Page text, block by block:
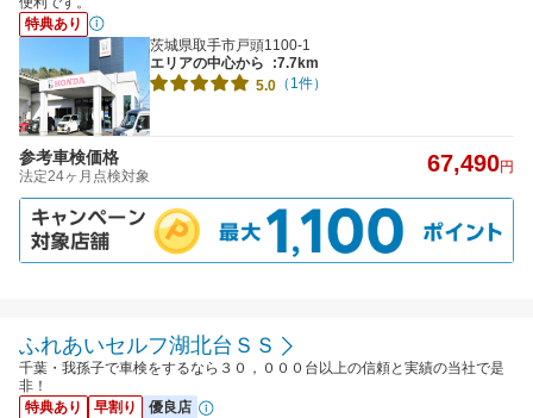
特典あり
茨城県取手市戸頭1100-1
エリアの中心から
:7.7km
5.0 （1件）
参考車検価格
法定24ヶ月点検対象 67,490円
ふれあいセルフ湖北台ＳＳ
千葉・我孫子で車検をするなら３０，０００台以上の信頼と実績の当社で是
非！
特典あり
早割り
優良店